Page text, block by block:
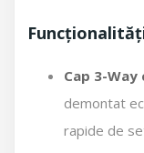
Cap 3-
demontat
rapide de